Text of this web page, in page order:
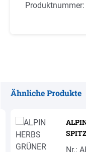
Produktnummer:
Ähnliche Produkte
Nr.: